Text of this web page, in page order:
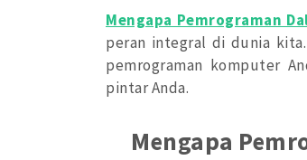
Mengapa Pemrograman
peran integral di dunia
pemrograman komputer
pintar Anda.
Mengapa